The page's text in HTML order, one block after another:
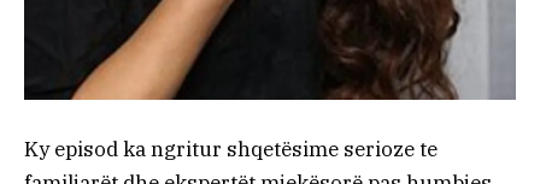
Ky episod ka ngritur shqetësime serioze te